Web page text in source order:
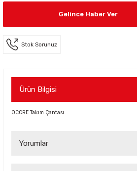
Gelince Haber Ver
Stok Sorunuz
Ürün Bilgisi
OCCRE Takım Çantası
Yorumlar